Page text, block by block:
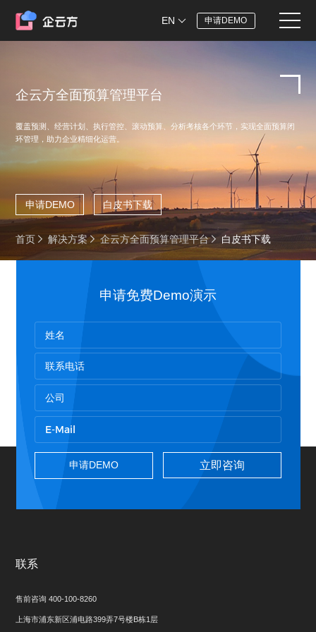
EN 申请DEMO
企云方全面预算管理平台
覆盖预测、经营计划、执行管控、滚动预算、分析考核各个环节，实现全面预算闭
环管理，助力企业精细化运营。
申请DEMO 白皮书下载
首页 解决方案 企云方全面预算管理平台 白皮书下载
申请免费Demo演示
立即咨询
联系
售前咨询 400-100-8260
上海市浦东新区浦电路399弄7号楼B栋1层